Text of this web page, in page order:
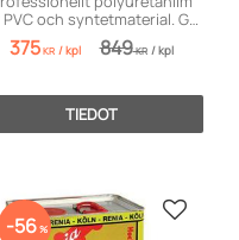
och syntetmaterial. Ger
osynliga, urstarka limfogar.
375KR /kpl 849KR /kpl
TIEDOT
56% Lisää